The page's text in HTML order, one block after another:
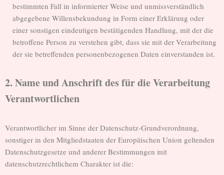
bestimmten Fall in informierter Weise und unmissverständlich
abgegebene Willensbekundung in Form einer Erklärung oder
einer sonstigen eindeutigen bestätigenden Handlung, mit der die
betroffene Person zu verstehen gibt, dass sie mit der Verarbeitung
der sie betreffenden personenbezogenen Daten einverstanden ist.
2. Name und Anschrift des für die Verarbeitung
Verantwortlichen
Verantwortlicher im Sinne der Datenschutz-Grundverordnung,
sonstiger in den Mitgliedstaaten der Europäischen Union geltenden
Datenschutzgesetze und anderer Bestimmungen mit
datenschutzrechtlichem Charakter ist die: